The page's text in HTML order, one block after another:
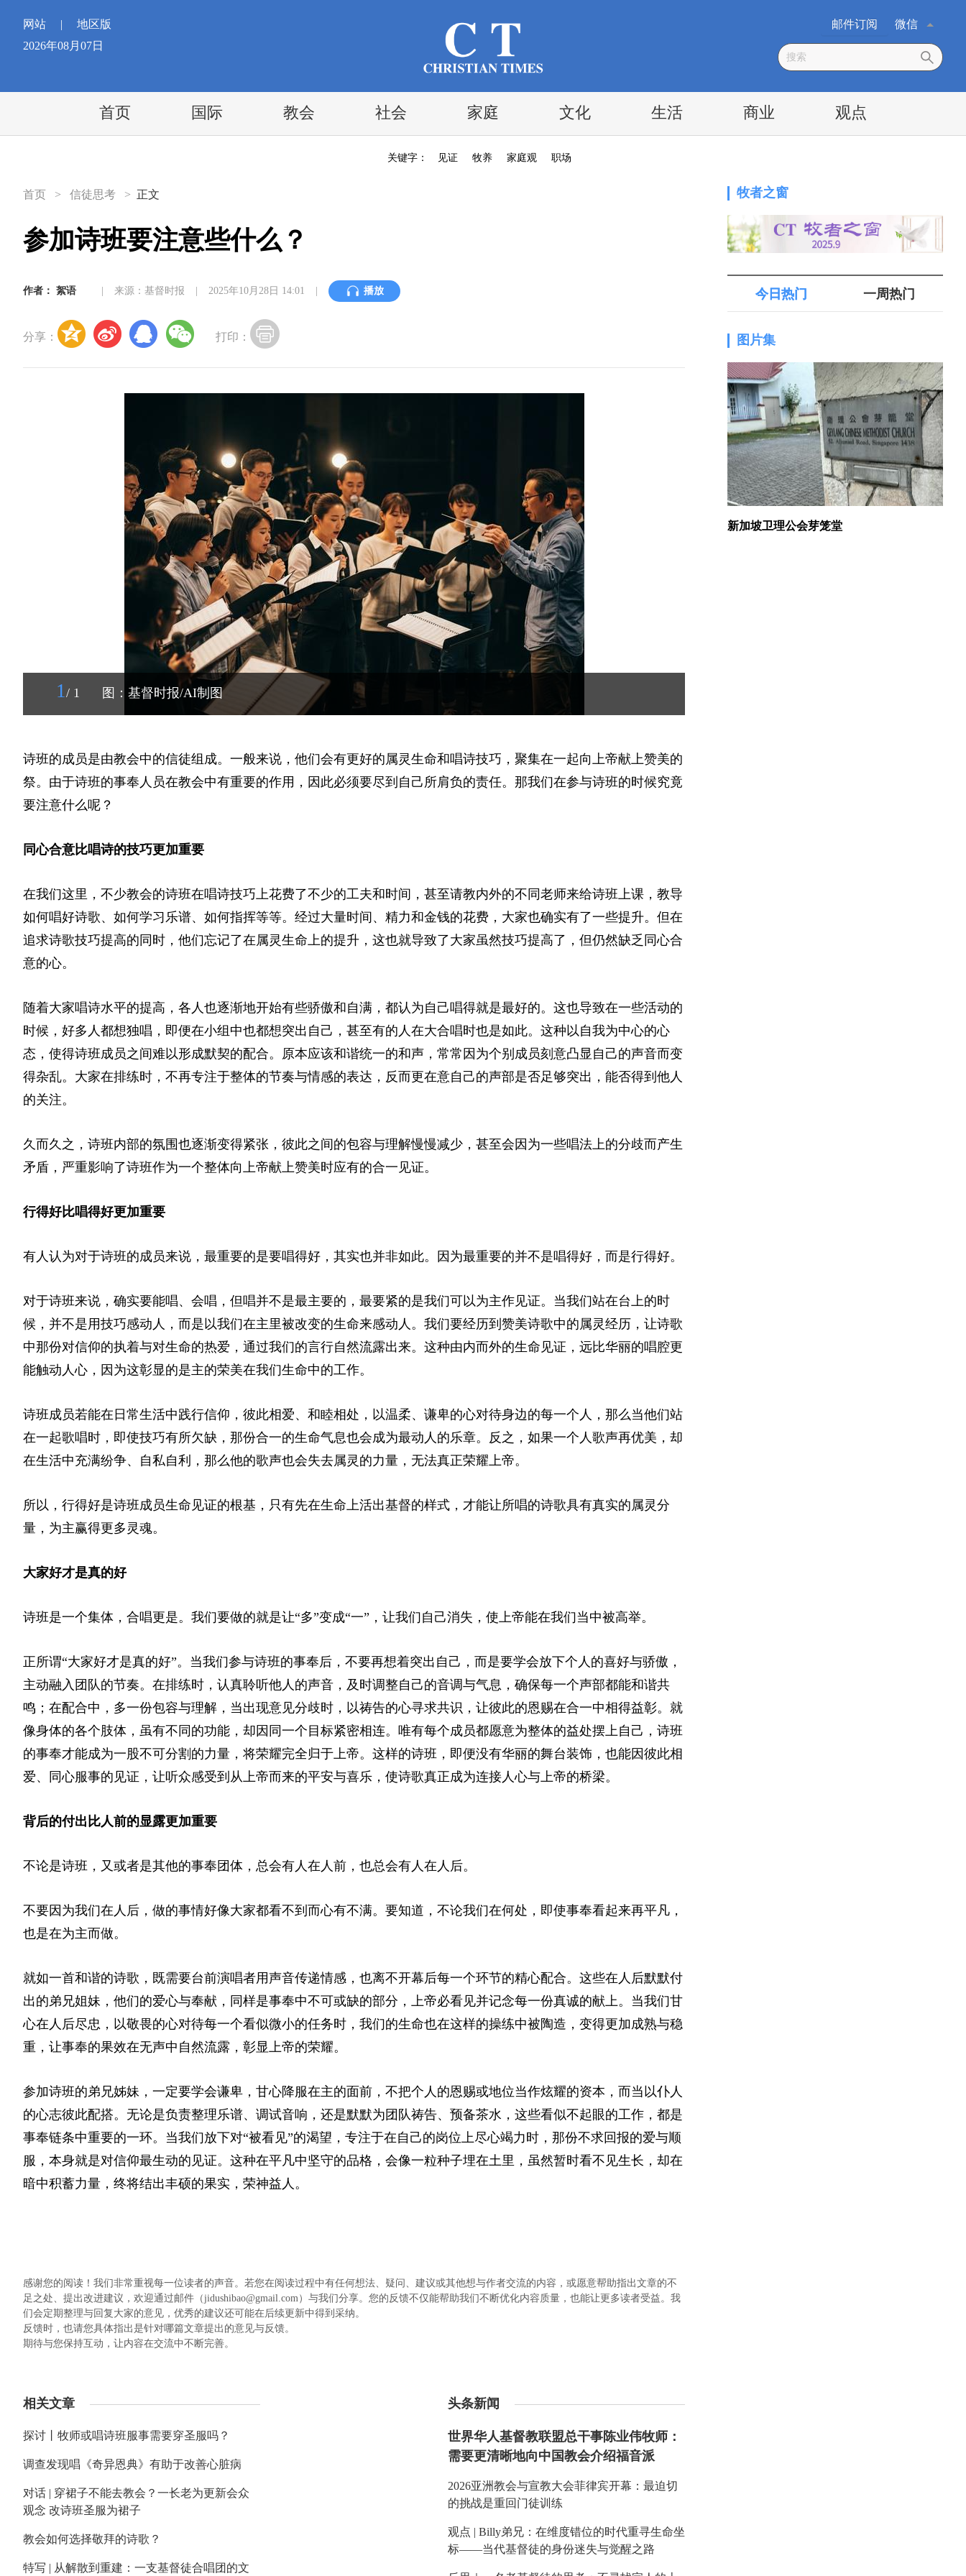
网站 |
地区版
2026年08月07日
微信
邮件订阅
首页 国际 教会 社会 家庭 文化 生活 商业 观点
关键字： 见证 牧养 家庭观 职场
首页 > 信徒思考 > 正文
参加诗班要注意些什么？
作者： 絮语 来源：基督时报 2025年10月28日 14:01 播放
分享： 打印：
1 / 1 图：基督时报/AI制图
诗班的成员是由教会中的信徒组成。一般来说，他们会有更好的属灵生命和唱诗技巧，聚集在一起向上帝献上赞美的
祭。由于诗班的事奉人员在教会中有重要的作用，因此必须要尽到自己所肩负的责任。那我们在参与诗班的时候究竟
要注意什么呢？
同心合意比唱诗的技巧更加重要
在我们这里，不少教会的诗班在唱诗技巧上花费了不少的工夫和时间，甚至请教内外的不同老师来给诗班上课，教导
如何唱好诗歌、如何学习乐谱、如何指挥等等。经过大量时间、精力和金钱的花费，大家也确实有了一些提升。但在
追求诗歌技巧提高的同时，他们忘记了在属灵生命上的提升，这也就导致了大家虽然技巧提高了，但仍然缺乏同心合
意的心。
随着大家唱诗水平的提高，各人也逐渐地开始有些骄傲和自满，都认为自己唱得就是最好的。这也导致在一些活动的
时候，好多人都想独唱，即便在小组中也都想突出自己，甚至有的人在大合唱时也是如此。这种以自我为中心的心
态，使得诗班成员之间难以形成默契的配合。原本应该和谐统一的和声，常常因为个别成员刻意凸显自己的声音而变
得杂乱。大家在排练时，不再专注于整体的节奏与情感的表达，反而更在意自己的声部是否足够突出，能否得到他人
的关注。
久而久之，诗班内部的氛围也逐渐变得紧张，彼此之间的包容与理解慢慢减少，甚至会因为一些唱法上的分歧而产生
矛盾，严重影响了诗班作为一个整体向上帝献上赞美时应有的合一见证。
行得好比唱得好更加重要
有人认为对于诗班的成员来说，最重要的是要唱得好，其实也并非如此。因为最重要的并不是唱得好，而是行得好。
对于诗班来说，确实要能唱、会唱，但唱并不是最主要的，最要紧的是我们可以为主作见证。当我们站在台上的时
候，并不是用技巧感动人，而是以我们在主里被改变的生命来感动人。我们要经历到赞美诗歌中的属灵经历，让诗歌
中那份对信仰的执着与对生命的热爱，通过我们的言行自然流露出来。这种由内而外的生命见证，远比华丽的唱腔更
能触动人心，因为这彰显的是主的荣美在我们生命中的工作。
诗班成员若能在日常生活中践行信仰，彼此相爱、和睦相处，以温柔、谦卑的心对待身边的每一个人，那么当他们站
在一起歌唱时，即使技巧有所欠缺，那份合一的生命气息也会成为最动人的乐章。反之，如果一个人歌声再优美，却
在生活中充满纷争、自私自利，那么他的歌声也会失去属灵的力量，无法真正荣耀上帝。
所以，行得好是诗班成员生命见证的根基，只有先在生命上活出基督的样式，才能让所唱的诗歌具有真实的属灵分
量，为主赢得更多灵魂。
大家好才是真的好
诗班是一个集体，合唱更是。我们要做的就是让“多”变成“一”，让我们自己消失，使上帝能在我们当中被高举。
正所谓“大家好才是真的好”。当我们参与诗班的事奉后，不要再想着突出自己，而是要学会放下个人的喜好与骄傲，
主动融入团队的节奏。在排练时，认真聆听他人的声音，及时调整自己的音调与气息，确保每一个声部都能和谐共
鸣；在配合中，多一份包容与理解，当出现意见分歧时，以祷告的心寻求共识，让彼此的恩赐在合一中相得益彰。就
像身体的各个肢体，虽有不同的功能，却因同一个目标紧密相连。唯有每个成员都愿意为整体的益处摆上自己，诗班
的事奉才能成为一股不可分割的力量，将荣耀完全归于上帝。这样的诗班，即便没有华丽的舞台装饰，也能因彼此相
爱、同心服事的见证，让听众感受到从上帝而来的平安与喜乐，使诗歌真正成为连接人心与上帝的桥梁。
背后的付出比人前的显露更加重要
不论是诗班，又或者是其他的事奉团体，总会有人在人前，也总会有人在人后。
不要因为我们在人后，做的事情好像大家都看不到而心有不满。要知道，不论我们在何处，即使事奉看起来再平凡，
也是在为主而做。
就如一首和谐的诗歌，既需要台前演唱者用声音传递情感，也离不开幕后每一个环节的精心配合。这些在人后默默付
出的弟兄姐妹，他们的爱心与奉献，同样是事奉中不可或缺的部分，上帝必看见并记念每一份真诚的献上。当我们甘
心在人后尽忠，以敬畏的心对待每一个看似微小的任务时，我们的生命也在这样的操练中被陶造，变得更加成熟与稳
重，让事奉的果效在无声中自然流露，彰显上帝的荣耀。
参加诗班的弟兄姊妹，一定要学会谦卑，甘心降服在主的面前，不把个人的恩赐或地位当作炫耀的资本，而当以仆人
的心志彼此配搭。无论是负责整理乐谱、调试音响，还是默默为团队祷告、预备茶水，这些看似不起眼的工作，都是
事奉链条中重要的一环。当我们放下对“被看见”的渴望，专注于在自己的岗位上尽心竭力时，那份不求回报的爱与顺
服，本身就是对信仰最生动的见证。这种在平凡中坚守的品格，会像一粒种子埋在土里，虽然暂时看不见生长，却在
暗中积蓄力量，终将结出丰硕的果实，荣神益人。
感谢您的阅读！我们非常重视每一位读者的声音。若您在阅读过程中有任何想法、疑问、建议或其他想与作者交流的内容，或愿意帮助指出文章的不
足之处、提出改进建议，欢迎通过邮件（jidushibao@gmail.com）与我们分享。您的反馈不仅能帮助我们不断优化内容质量，也能让更多读者受益。我
们会定期整理与回复大家的意见，优秀的建议还可能在后续更新中得到采纳。
反馈时，也请您具体指出是针对哪篇文章提出的意见与反馈。
期待与您保持互动，让内容在交流中不断完善。
相关文章
探讨丨牧师或唱诗班服事需要穿圣服吗？
调查发现唱《奇异恩典》有助于改善心脏病
对话 | 穿裙子不能去教会？一长老为更新会众
观念 改诗班圣服为裙子
教会如何选择敬拜的诗歌？
特写 | 从解散到重建：一支基督徒合唱团的文
头条新闻
世界华人基督教联盟总干事陈业伟牧师：
需要更清晰地向中国教会介绍福音派
2026亚洲教会与宣教大会菲律宾开幕：最迫切
的挑战是重回门徒训练
观点 | Billy弟兄：在维度错位的时代重寻生命坐
标——当代基督徒的身份迷失与觉醒之路
牧者之窗
今日热门 一周热门
图片集
新加坡卫理公会芽笼堂